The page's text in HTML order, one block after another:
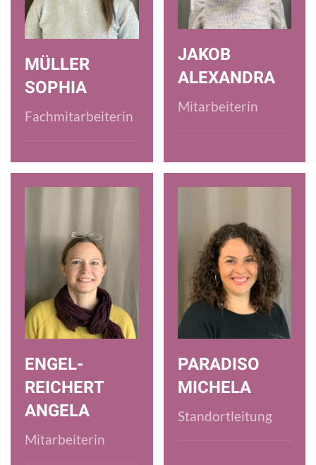
MÜLLER
SOPHIA
Fachmitarbeiterin
JAKOB
ALEXANDRA
Mitarbeiterin
ENGEL-
REICHERT
ANGELA
Mitarbeiterin
PARADISO
MICHELA
Standortleitung